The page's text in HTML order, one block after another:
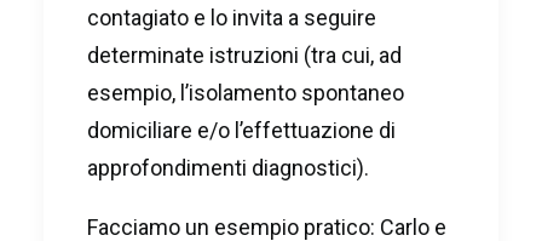
contagiato e lo invita a seguire
determinate istruzioni (tra cui, ad
esempio, l’isolamento spontaneo
domiciliare e/o l’effettuazione di
approfondimenti diagnostici).
Facciamo un esempio pratico: Carlo e